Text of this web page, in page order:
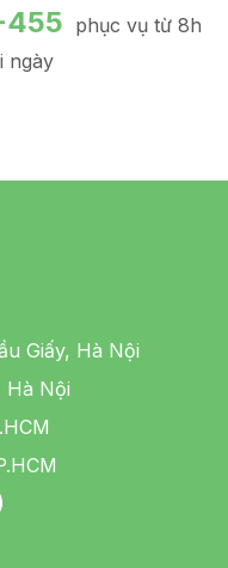
455
phục vụ từ 8h
ngày
Giấy, Hà Nội
Hà Nội